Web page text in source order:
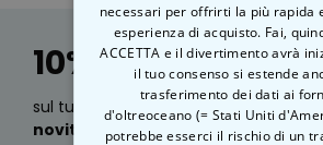
Personalizzabile
Vaso Personalizzato con
Testo e Simbolo
39,99 €
10% Sconto
sul tuo prossimo ordine, oltre a e-
novità, idee regalo geniali e sconti
necessari per offrirti la più rapida
esperienza di acquisto. Fai,
ACCETTA e il divertimento avrà
il tuo consenso si estende
trasferimento dei dati ai
d'oltreoceano (= Stati Uniti
potrebbe esserci il rischio di un